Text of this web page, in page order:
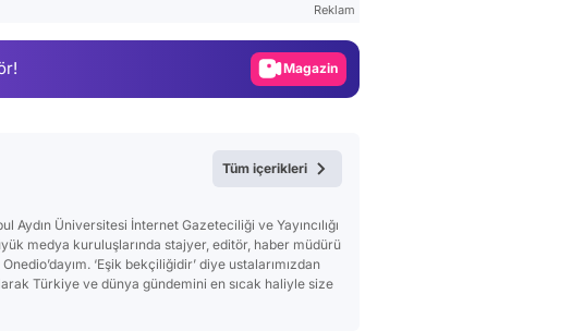
Reklam
Magazin
Aydın Üniversitesi İnternet Gazeteciliği ve Yayıncılığı
medya kuruluşlarında stajyer, editör, haber müdürü
‘Eşik bekçiliğidir’ diye ustalarımızdan
Türkiye ve dünya gündemini en sıcak haliyle size
Tüm içerikleri